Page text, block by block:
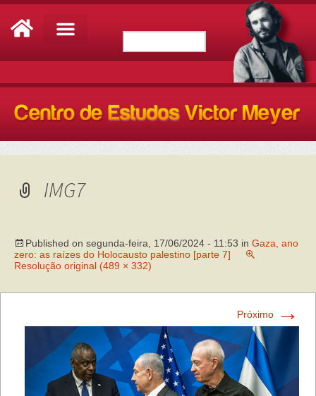
IMG7
Published on segunda-feira, 17/06/2024 - 11:53 in Gaza, ano
zero: as raízes do Holocausto palestino [parte 7]
Resolução original (489 × 332)
Próximo →